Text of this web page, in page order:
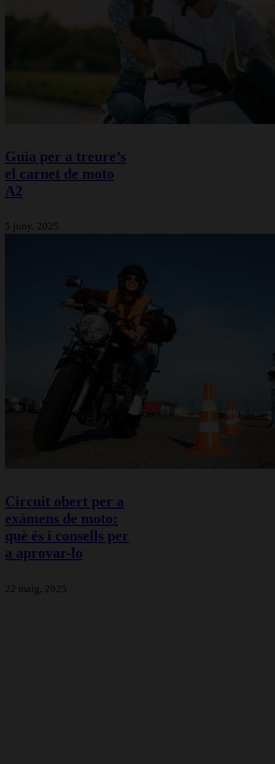
Guia per a treure’s
el carnet de moto
A2
5 juny, 2025
Circuit obert per a
exàmens de moto:
què és i consells per
a aprovar-lo
22 maig, 2025